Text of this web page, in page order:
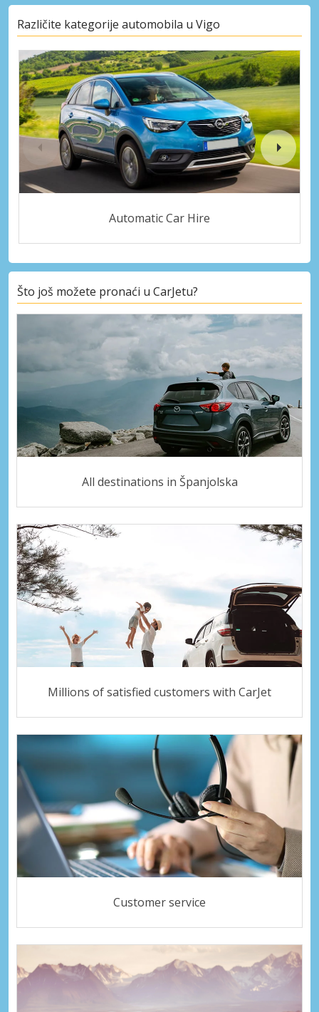
Različite kategorije automobila u Vigo
Automatic Car Hire
Što još možete pronaći u CarJetu?
All destinations in Španjolska
Millions of satisfied customers with CarJet
Customer service